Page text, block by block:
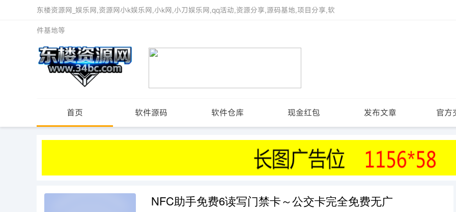
东楼资源网_娱乐网,资源网小k娱乐网,小k网,小刀娱乐网,qq活动,资源分享,源码基地,项目分享,软
件基地等
首页 软件源码 软件仓库 现金红包 发布文章 官方
NFC助手免费6读写门禁卡～公交卡完全免费无广